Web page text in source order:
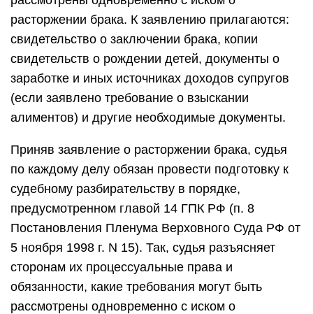
расторжении брака. К заявлению прилагаются:
свидетельство о заключении брака, копии
свидетельств о рождении детей, документы о
заработке и иных источниках доходов супругов
(если заявлено требование о взыскании
алиментов) и другие необходимые документы.
Приняв заявление о расторжении брака, судья
по каждому делу обязан провести подготовку к
судебному разбирательству в порядке,
предусмотренном главой 14 ГПК РФ (п. 8
Постановления Пленума Верховного Суда РФ от
5 ноября 1998 г. N 15). Так, судья разъясняет
сторонам их процессуальные права и
обязанности, какие требования могут быть
рассмотрены одновременно с иском о